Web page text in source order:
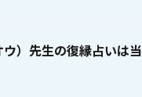
ウ）先生の復縁占いは当